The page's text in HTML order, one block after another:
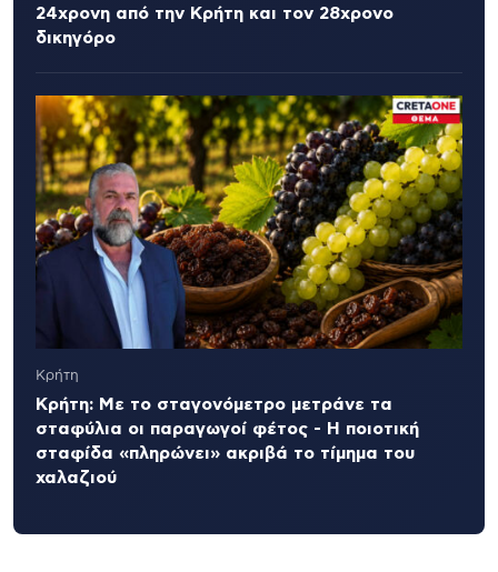
24χρονη από την Κρήτη και τον 28χρονο
δικηγόρο
Κρήτη
Κρήτη: Με το σταγονόμετρο μετράνε τα
σταφύλια οι παραγωγοί φέτος - Η ποιοτική
σταφίδα «πληρώνει» ακριβά το τίμημα του
χαλαζιού